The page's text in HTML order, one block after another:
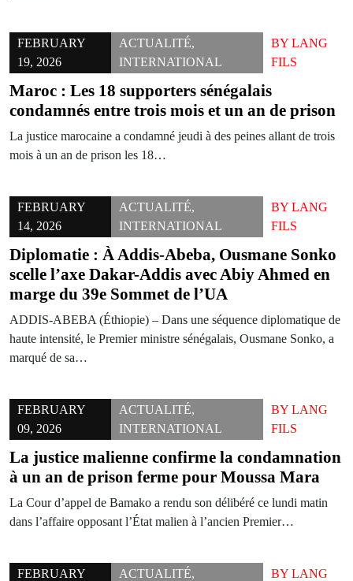
FEBRUARY
19, 2026
ACTUALITÉ,
INTERNATIONAL
BYLANG
FILS
Maroc : Les 18 supporters sénégalais
condamnés entre trois mois et un an de prison
La justice marocaine a condamné jeudi à des peines allant de trois
mois à un an de prison les 18…
FEBRUARY
14, 2026
ACTUALITÉ,
INTERNATIONAL
BYLANG
FILS
Diplomatie : À Addis-Abeba, Ousmane Sonko
scelle l’axe Dakar-Addis avec Abiy Ahmed en
marge du 39e Sommet de l’UA
ADDIS-ABEBA (Éthiopie) – Dans une séquence diplomatique de
haute intensité, le Premier ministre sénégalais, Ousmane Sonko, a
marqué de sa…
FEBRUARY
09, 2026
ACTUALITÉ,
INTERNATIONAL
BYLANG
FILS
La justice malienne confirme la condamnation
à un an de prison ferme pour Moussa Mara
La Cour d’appel de Bamako a rendu son délibéré ce lundi matin
dans l’affaire opposant l’État malien à l’ancien Premier…
FEBRUARY
ACTUALITÉ,
BYLANG